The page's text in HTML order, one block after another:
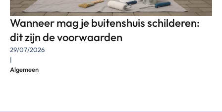
Wanneer mag je buitenshuis schilderen:
dit zijn de voorwaarden
29/07/2026
|
Algemeen